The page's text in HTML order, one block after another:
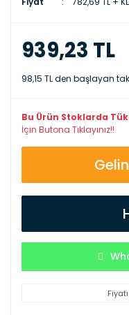
939,23 TL
98,15 TL den başlayan
Bu Ürün Stoklarda
İçin Butona Tıklayınız!!